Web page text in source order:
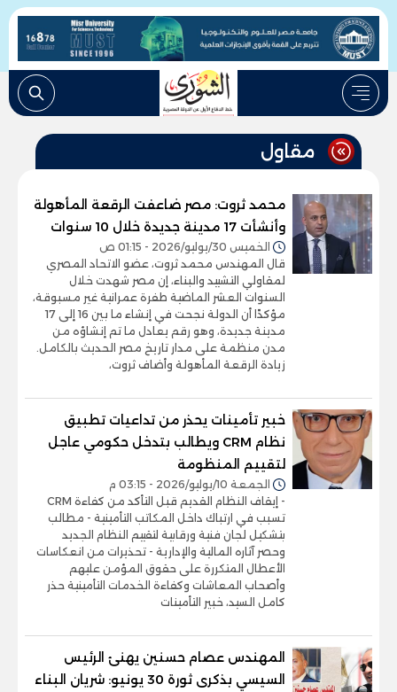
مقاول
محمد ثروت: مصر ضاعفت الرقعة المأهولة
وأنشأت 17 مدينة جديدة خلال 10 سنوات
الخميس 30/يوليو/2026 - 01:15 ص
قال المهندس محمد ثروت، عضو الاتحاد المصري
لمقاولي التشييد والبناء، إن مصر شهدت خلال
السنوات العشر الماضية طفرة عمرانية غير مسبوقة،
مؤكدًا أن الدولة نجحت في إنشاء ما بين 16 إلى 17
مدينة جديدة، وهو رقم يعادل ما تم إنشاؤه من
مدن منظمة على مدار تاريخ مصر الحديث بالكامل.
زيادة الرقعة المأهولة وأضاف ثروت،
خبير تأمينات يحذر من تداعيات تطبيق
نظام CRM ويطالب بتدخل حكومي عاجل
لتقييم المنظومة
الجمعة 10/يوليو/2026 - 03:15 م
- إيقاف النظام القديم قبل التأكد من كفاءة CRM
تسبب في ارتباك داخل المكاتب التأمينية - مطالب
بتشكيل لجان فنية ورقابية لتقييم النظام الجديد
وحصر آثاره المالية والإدارية - تحذيرات من انعكاسات
الأعطال المتكررة على حقوق المؤمن عليهم
وأصحاب المعاشات وكفاءة الخدمات التأمينية حذر
كامل السيد، خبير التأمينات
المهندس عصام حسنين يهنئ الرئيس
السيسي بذكرى ثورة 30 يونيو: شريان البناء